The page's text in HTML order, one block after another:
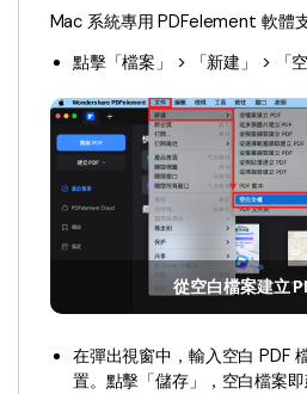
SDK 編輯 PDF
壓縮 PDF
整理 PDF
專業使用者
PDF 表單
簽署 PDF
批次 PDF
PDF 知識
簽署 PDF 秘訣
教學文章 - Mac 系统
了解更多
更多內容
免費 PDF 範本
折扣
升級至 9.0 版
教育界折扣
Mac 系統專用 PDFelement 軟體
點擊「檔案」 > 「新建」 > 「空
從空白檔案建立
在彈出視窗中，輸入空白 PDF
置。點擊「儲存」，空白檔案即